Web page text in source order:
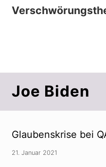
Menu
Zum
Zur
Joe Biden
Glaubenskrise bei
21. Januar 2021